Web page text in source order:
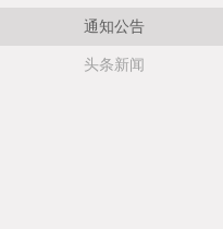
通知公告
头条新闻